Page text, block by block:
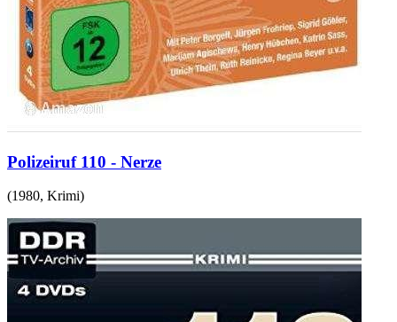
Polizeiruf 110 - Nerze
(1980, Krimi)